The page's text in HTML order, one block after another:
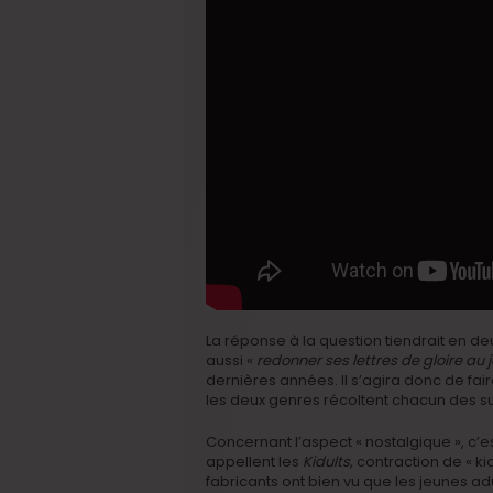
La réponse à la question tiendrait en
aussi « redonner ses lettres de gloire au
dernières années. Il s’agira donc de
les deux genres récoltent chacun des
Concernant l’aspect « nostalgique »,
appellent les Kidults, contraction de «
fabricants ont bien vu que les jeunes